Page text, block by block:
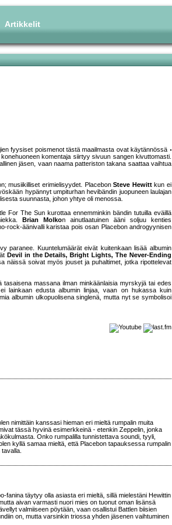
Artikkelit
fyysiset poismenot tästä maailmasta ovat käytännössä
komentaja siirtyy sivuun sangen kivuttomasti.
jäsen, vaan naama patteriston takana saattaa vaihtua
musiikilliset erimielisyydet. PlacebonSteve Hewittkun ei
hypännyt umpiturhan hevibändin juopuneen laulajan
suunnasta, johon yhtye oli menossa.
For The Sun kurottaa ennemminkin bändin tutuilla eväillä
Brian Molkon ainutlaatuinen ääni soljuu kenties
rock-äänivalli karistaa pois osan Placebon androgyynisen
paranee. Kuuntelumäärät eivät kuitenkaan lisää albumin
Devil in the Details, Bright Lights, The Never-Ending
näissä soivat myös jouset ja puhaltimet, jotka ripottelevat
massana ilman minkäänlaisia myrskyjä tai edes
ei lainkaan edusta albumin linjaa, vaan on hukassa kuin
albumin ulkopuolisena singlenä, mutta nyt se symbolisoi
nimittäin kanssasi hieman eri mieltä rumpalin muita
tässä hyvinä esimerkkeinä - etenkin Zeppelin, jonka
Onko rumpalilla tunnistettava soundi, tyyli,
kyllä samaa mieltä, että Placebon tapauksessa rumpalin
fanina täytyy olla asiasta eri mieltä, sillä mielestäni Hewittin
aivan varmasti nuori mies on tuonut oman lisänsä
valmiiseen pöytään, vaan osallistui Battlen biisien
on, mutta varsinkin triossa yhden jäsenen vaihtuminen